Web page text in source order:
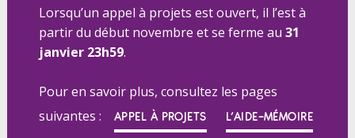
Lorsqu’un appel à projets est ouvert, il l’est à
partir du début novembre et se ferme au 31
janvier 23h59.
Pour en savoir plus, consultez les pages
suivantes : APPEL À PROJETS L’AIDE-MÉMOIRE